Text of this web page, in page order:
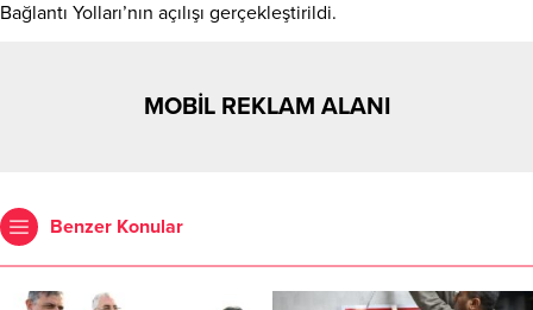
Bağlantı Yolları’nın açılışı gerçekleştirildi.
MOBİL REKLAM ALANI
Benzer Konular